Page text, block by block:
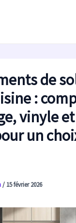
de
:
vinyle et
un
/ 15 février 2026